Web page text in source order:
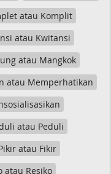
atau Komplit
atau Kwitansi
atau Mangkok
atau Memperhatikan
atau Peduli
atau Fikir
atau Resiko